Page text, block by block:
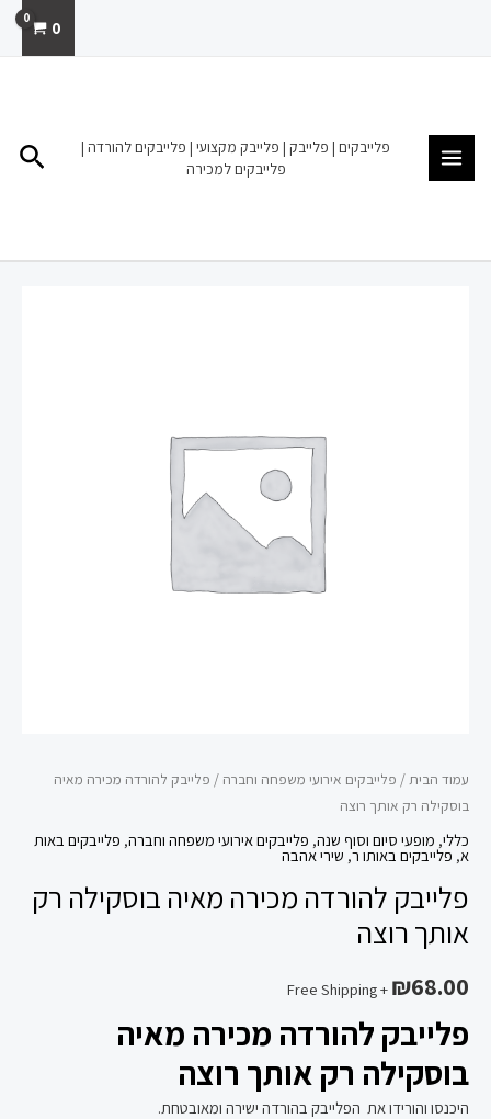
0
פלייבקים | פלייבק | פלייבק מקצועי | פלייבקים להורדה |
פלייבקים למכירה
עמוד הבית/ פלייבקים אירועי משפחה וחברה / פלייבק להורדה מכירה מאיה
בוסקילה רק אותך רוצה
כללי, מופעי סיום וסוף שנה, פלייבקים אירועי משפחה וחברה, פלייבקים באות
א, פלייבקים באותו ר, שירי אהבה
פלייבק להורדה מכירה מאיה בוסקילה רק
אותך רוצה
₪68.00
+ Free Shipping
פלייבק להורדה מכירה מאיה
בוסקילה רק אותך רוצה
היכנסו והורידו את הפלייבק בהורדה ישירה ומאובטחת.